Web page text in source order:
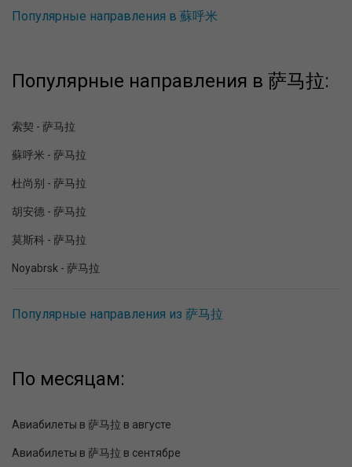
Популярные направления в 蘇呼米
Популярные направления в 萨马拉:
索契 - 萨马拉
蘇呼米 - 萨马拉
杜尚别 - 萨马拉
胡安德 - 萨马拉
莫斯科 - 萨马拉
Noyabrsk - 萨马拉
Популярные направления из 萨马拉
По месяцам:
Авиабилеты в 萨马拉 в августе
Авиабилеты в 萨马拉 в сентябре